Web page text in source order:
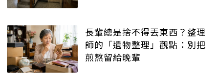
長輩總是捨不得丟東西？整理
師的「遺物整理」觀點：別把
煎熬留給晚輩